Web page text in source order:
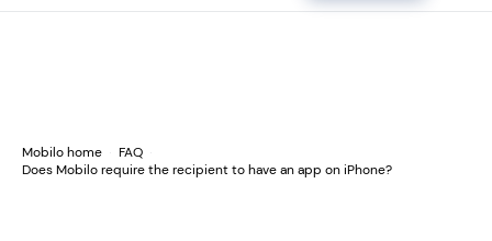
Mobilo home
FAQ
Does Mobilo require the recipient to have an app on iPhone?